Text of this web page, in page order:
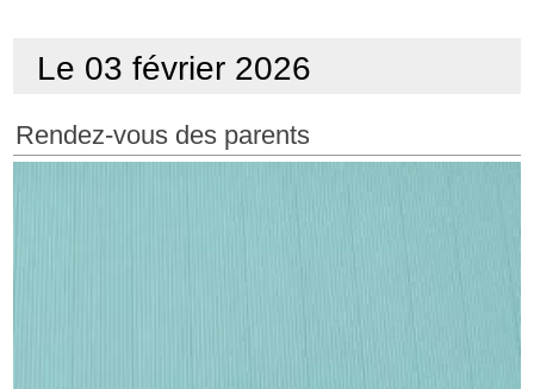
Le 03 février 2026
Rendez-vous des parents